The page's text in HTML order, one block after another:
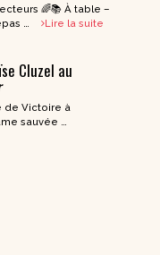
🌈📚 À table –
…
Lire la suite
Cluzel au
de Victoire à
sauvée …